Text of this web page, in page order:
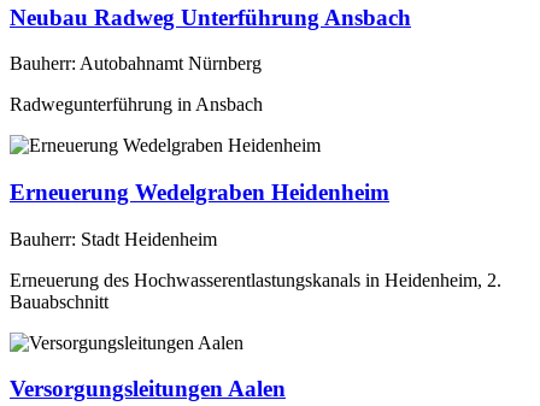
Neubau Radweg Unterführung Ansbach
Bauherr: Autobahnamt Nürnberg
Radwegunterführung in Ansbach
Erneuerung Wedelgraben Heidenheim
Bauherr: Stadt Heidenheim
Erneuerung des Hochwasserentlastungskanals in Heidenheim, 2.
Bauabschnitt
Versorgungsleitungen Aalen